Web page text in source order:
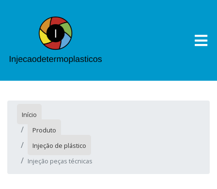
Início
Produto
Injeção de plástico
Injeção peças técnicas